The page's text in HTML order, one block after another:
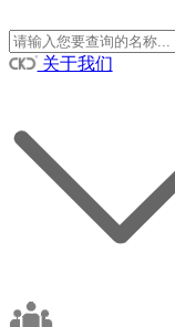
关于我们